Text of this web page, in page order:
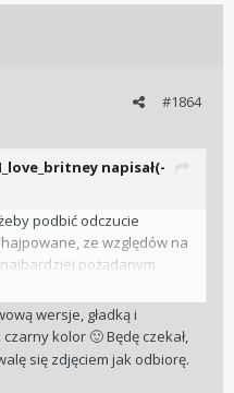
#1864
I_love_britney napisał(-
podbić odczucie
ze względów na
pożądanym
więc możliwe, że
cierpliwie:) Swoja droga
bezel i branzoleta?
wersje, gładką i
czarny kolor 🙂 Będę czekał,
się zdjęciem jak odbiorę.